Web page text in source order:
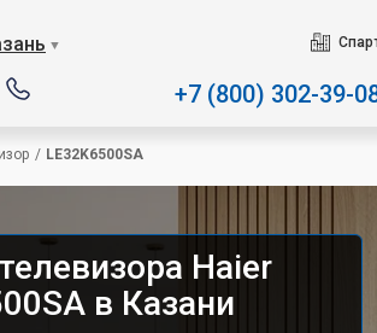
▼
+7 (800) 302-39-
/ LE32K6500SA
Haier
в Казани